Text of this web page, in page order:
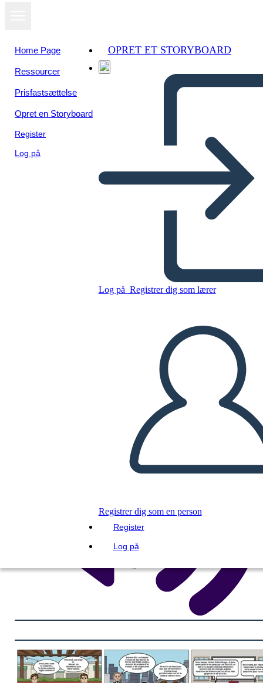
Home Page
Ressourcer
Prisfastsættelse
Opret en Storyboard
Register
Log på
OPRET ET STORYBOARD
Log på Registrer dig som lærer
Registrer dig som en person
Register
Log på
DESAFIOS ADAPTATIVOS
LAVE ET STORYBOARD
AFSPIL DIASSHOW
LÆS FOR MIG
Se som
diasshow